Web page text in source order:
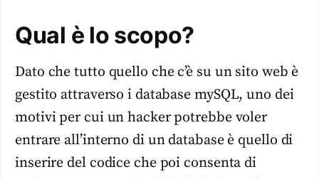
Qual è lo scopo?
Dato che tutto quello che c’è su un sito web è
gestito attraverso i database mySQL, uno dei
motivi per cui un hacker potrebbe voler
entrare all’interno di un database è quello di
inserire del codice che poi consenta di